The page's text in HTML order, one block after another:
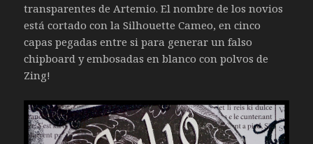
transparentes de Artemio. El nombre de los novios
está cortado con la Silhouette Cameo, en cinco
capas pegadas entre si para generar un falso
chipboard y embosadas en blanco con polvos de
Zing!